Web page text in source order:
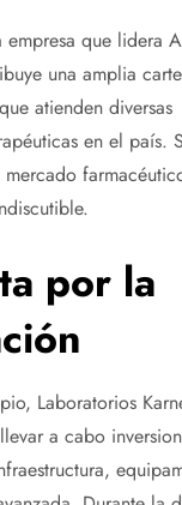
que lidera
una amplia
atienden diversas
en el país.
por la
Laboratorios
a cabo